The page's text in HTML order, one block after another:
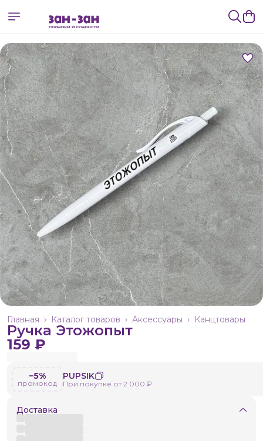
Канцтовары
Аксессуары ›
Каталог товаров ›
Главная ›
Ручка Этожопыт
159 ₽
−5%
промокод
PUPSIK
При покупке от 2 000 ₽
Доставка